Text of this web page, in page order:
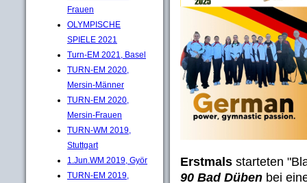
Frauen
OLYMPISCHE
SPIELE 2021
Turn-EM 2021, Basel
TURN-EM 2020,
Mersin-Männer
TURN-EM 2020,
Mersin-Frauen
TURN-WM 2019,
Stuttgart
1.Jun.WM 2019, Györ
TURN-EM 2019,
Erstmals starteten
90 Bad Düben bei